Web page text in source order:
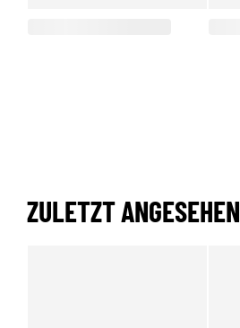
ZULETZT ANGESEHEN